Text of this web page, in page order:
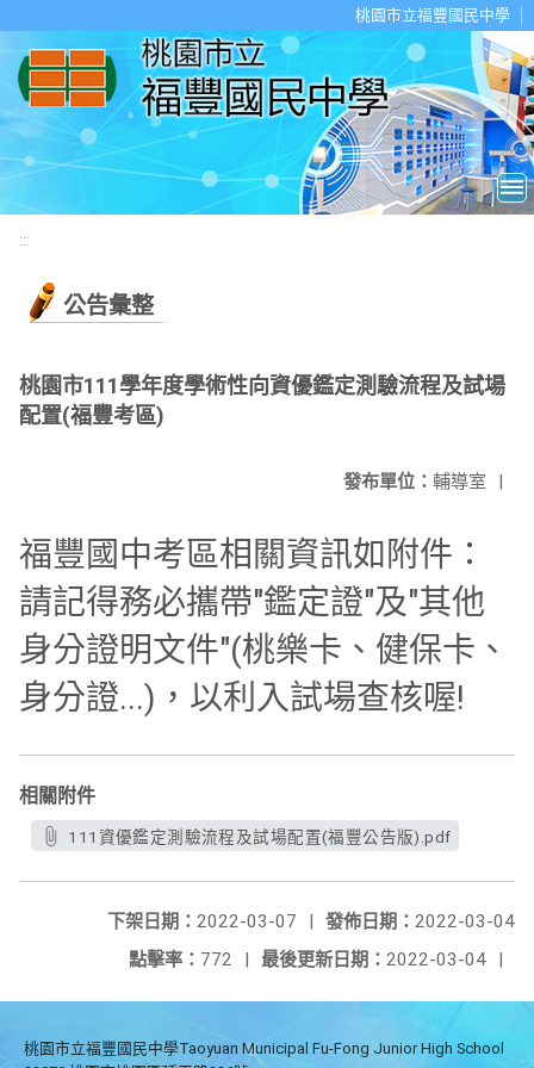
桃園市立福豐國民中學
:::
公告彙整
桃園市111學年度學術性向資優鑑定測驗流程及試場
配置(福豐考區)
發布單位： 輔導室 |
福豐國中考區相關資訊如附件：
請記得務必攜帶"鑑定證"及"其他
身分證明文件"(桃樂卡、健保卡、
身分證...)，以利入試場查核喔!
相關附件
111資優鑑定測驗流程及試場配置(福豐公告版).pdf
發佈日期： 2022-03-04
下架日期： 2022-03-07
|
最後更新日期： 2022-03-04 |
點擊率： 772 |
桃園市立福豐國民中學Taoyuan Municipal Fu-Fong Junior High School